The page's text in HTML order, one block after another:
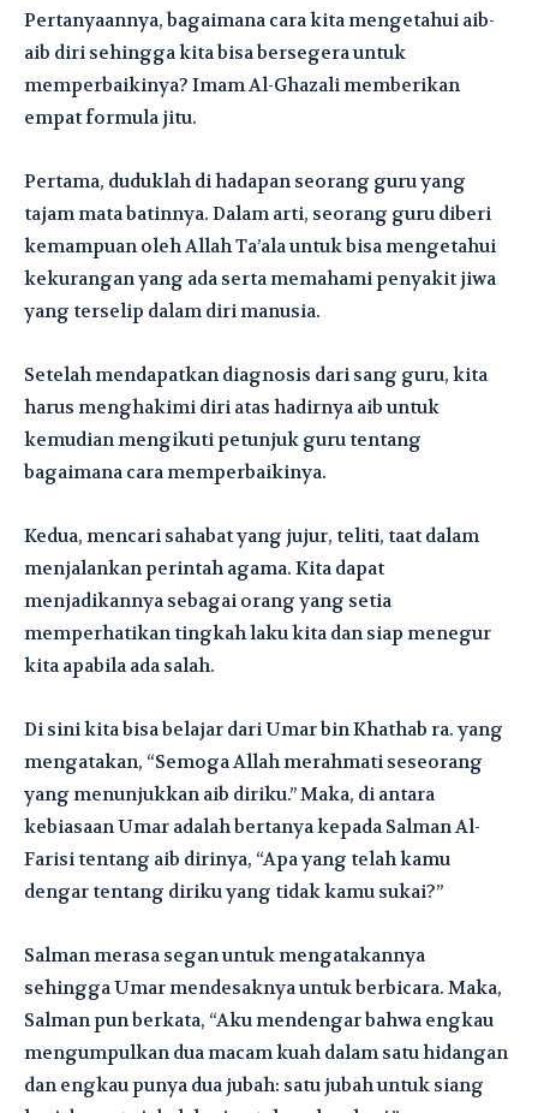
Pertanyaannya, bagaimana cara kita mengetahui aib-
aib diri sehingga kita bisa bersegera untuk
memperbaikinya? Imam Al-Ghazali memberikan
empat formula jitu.
Pertama, duduklah di hadapan seorang guru yang
tajam mata batinnya. Dalam arti, seorang guru diberi
kemampuan oleh Allah Ta’ala untuk bisa mengetahui
kekurangan yang ada serta memahami penyakit jiwa
yang terselip dalam diri manusia.
Setelah mendapatkan diagnosis dari sang guru, kita
harus menghakimi diri atas hadirnya aib untuk
kemudian mengikuti petunjuk guru tentang
bagaimana cara memperbaikinya.
Kedua, mencari sahabat yang jujur, teliti, taat dalam
menjalankan perintah agama. Kita dapat
menjadikannya sebagai orang yang setia
memperhatikan tingkah laku kita dan siap menegur
kita apabila ada salah.
Di sini kita bisa belajar dari Umar bin Khathab ra. yang
mengatakan, “Semoga Allah merahmati seseorang
yang menunjukkan aib diriku.” Maka, di antara
kebiasaan Umar adalah bertanya kepada Salman Al-
Farisi tentang aib dirinya, “Apa yang telah kamu
dengar tentang diriku yang tidak kamu sukai?”
Salman merasa segan untuk mengatakannya
sehingga Umar mendesaknya untuk berbicara. Maka,
Salman pun berkata, “Aku mendengar bahwa engkau
mengumpulkan dua macam kuah dalam satu hidangan
dan engkau punya dua jubah: satu jubah untuk siang